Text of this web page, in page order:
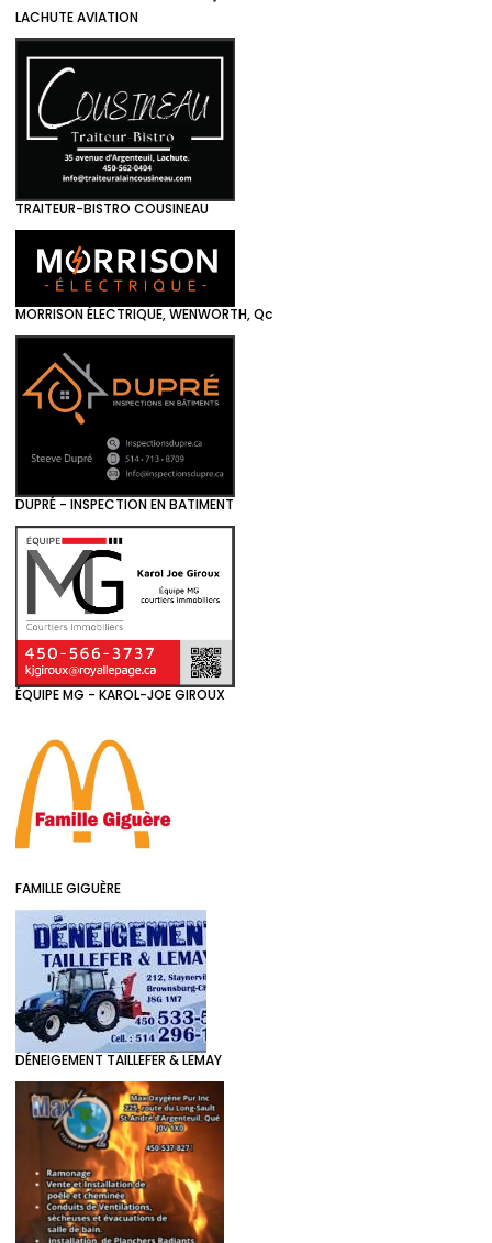
LACHUTE AVIATION
TRAITEUR-BISTRO COUSINEAU
MORRISON ÉLECTRIQUE, WENWORTH, Qc
DUPRÉ - INSPECTION EN BATIMENT
ÉQUIPE MG - KAROL-JOE GIROUX
FAMILLE GIGUÈRE
DÉNEIGEMENT TAILLEFER & LEMAY